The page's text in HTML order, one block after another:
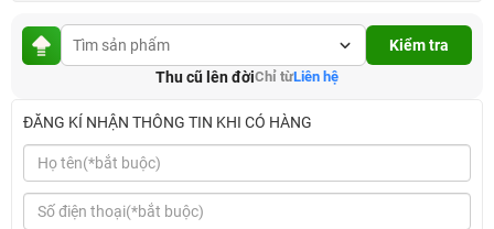
Kiểm tra
Thu cũ lên đờiChỉ từLiên hệ
ĐĂNG KÍ NHẬN THÔNG TIN KHI CÓ HÀNG